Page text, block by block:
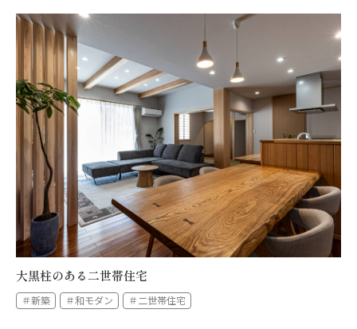
大黒柱のある二世帯住宅
＃新築 ＃和モダン ＃二世帯住宅